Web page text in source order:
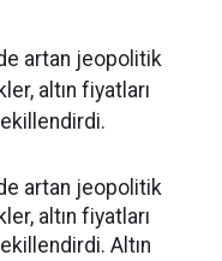
artan jeopolitik
altın fiyatları
artan jeopolitik
altın fiyatları
Altın